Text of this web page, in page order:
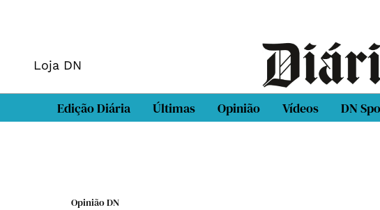
Loja DN
Edição Diária Últimas Opinião Vídeos DN
Opinião DN